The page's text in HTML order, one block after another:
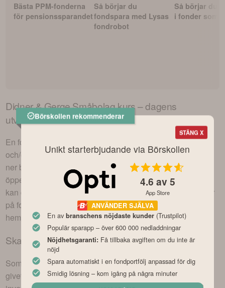
Bästa PPM-fonderna
för pensionssparandet
Så börjar du
fondspara med Lysas
fondrobot
Så börjar du
i fonder som
Didner & Gerge Småbolagkurs – dagens
utveckling
En fond likt
kan bestå av aktier
och/eller andra värdepapper och rör sig således upp eller
ner baserat på innehavens rörelser under börsens
öppettider. Dagens utveckling i
Didner & Gerge Småbolag
kan du se på flera sätt varav ett sätt är att kolla t.ex
eller
på fondbolaget
Didner & Gerge Fonder Aktiebolag
hemsida.
Ska man köpaDidner & Gerge Småbolag?
Som alltid när det kommer till investeringar finns det inget
givet rätt eller fel, utan det beror helt på vad du är för typ av
STÄNG X
Börskollen rekommenderar
Unikt starterbjudande via Börskollen
4.6 av 5
App Store
ANVÄNDER SJÄLVA
En av branschens nöjdaste kunder(Trustpilot)
Populär sparapp – över 600 000 nedladdningar
Nöjdhetsgaranti: Få tillbaka avgiften om du inte är
nöjd
Spara automatiskt i en fondportfölj anpassad för dig
Smidig lösning – kom igång på några minuter